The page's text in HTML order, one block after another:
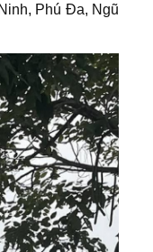
Phú Đa, Ngũ